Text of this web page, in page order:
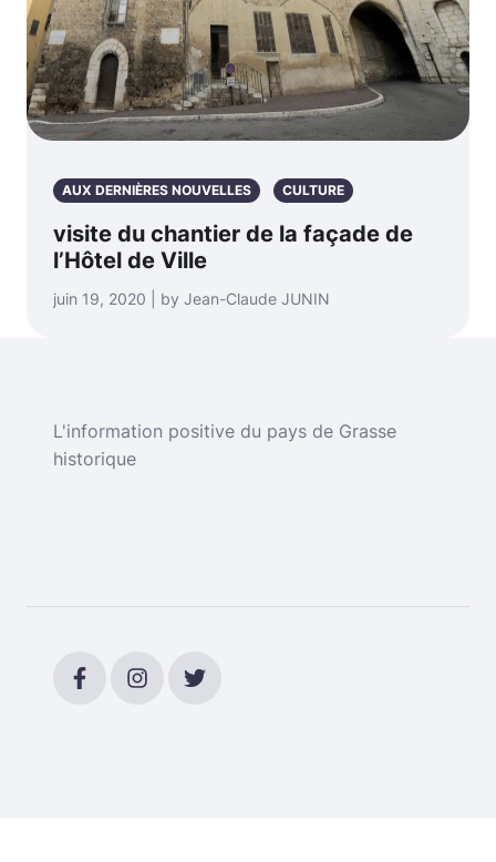
AUX DERNIÈRES NOUVELLES CULTURE
visite du chantier de la façade de
l’Hôtel de Ville
juin 19, 2020 | by Jean-Claude JUNIN
L'information positive du pays de Grasse
historique